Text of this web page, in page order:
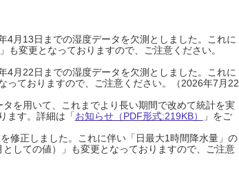
月13日までの湿度データを欠測としました。これに
変更となっておりますので、ご注意ください。
月22日までの湿度データを欠測としました。これに
っておりますので、ご注意ください。（2026年7月22
を用いて、これまでより長い期間で改めて統計を実
ます。詳細は「お知らせ（PDF形式:219KB）
」をご
修正しました。これに伴い「日最大1時間降水量」の
しての値）」も変更となっておりますので、ご注意